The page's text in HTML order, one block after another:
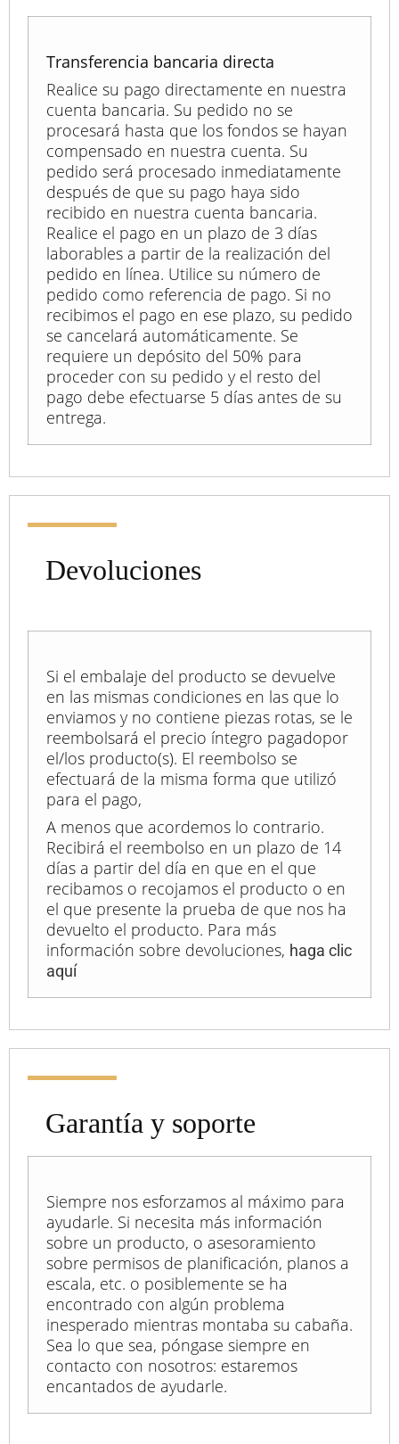
Transferencia bancaria directa
Realice su pago directamente en nuestra
cuenta bancaria. Su pedido no se
procesará hasta que los fondos se hayan
compensado en nuestra cuenta. Su
pedido será procesado inmediatamente
después de que su pago haya sido
recibido en nuestra cuenta bancaria.
Realice el pago en un plazo de 3 días
laborables a partir de la realización del
pedido en línea. Utilice su número de
pedido como referencia de pago. Si no
recibimos el pago en ese plazo, su pedido
se cancelará automáticamente. Se
requiere un depósito del 50% para
proceder con su pedido y el resto del
pago debe efectuarse 5 días antes de su
entrega.
Devoluciones
Si el embalaje del producto se devuelve
en las mismas condiciones en las que lo
enviamos y no contiene piezas rotas, se le
reembolsará el precio íntegro pagadopor
el/los producto(s). El reembolso se
efectuará de la misma forma que utilizó
para el pago,
A menos que acordemos lo contrario.
Recibirá el reembolso en un plazo de 14
días a partir del día en que en el que
recibamos o recojamos el producto o en
el que presente la prueba de que nos ha
devuelto el producto. Para más
información sobre devoluciones, haga clic
aquí
Garantía y soporte
Siempre nos esforzamos al máximo para
ayudarle. Si necesita más información
sobre un producto, o asesoramiento
sobre permisos de planificación, planos a
escala, etc. o posiblemente se ha
encontrado con algún problema
inesperado mientras montaba su cabaña.
Sea lo que sea, póngase siempre en
contacto con nosotros: estaremos
encantados de ayudarle.